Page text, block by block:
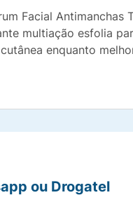
Facial Antimanchas
multiação esfolia
enquanto
ou Drogatel